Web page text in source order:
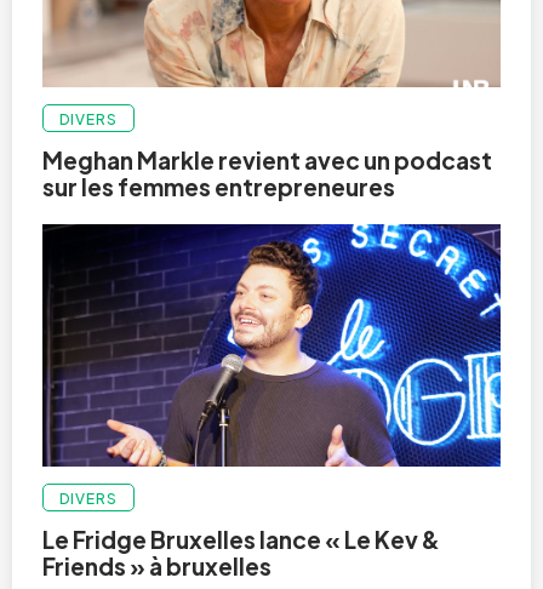
DIVERS
Meghan Markle revient avec un podcast
sur les femmes entrepreneures
DIVERS
Le Fridge Bruxelles lance « Le Kev &
Friends » à bruxelles